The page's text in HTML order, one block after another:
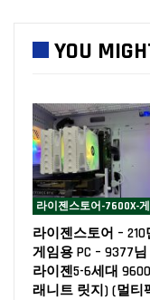
YOU
라이젠스토어-7600X-
라이젠스토어 – 210
게임용 PC – 9377님
라이젠5-6세대
래니트 릿지) (멀티